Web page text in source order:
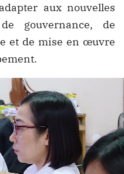
aux nouvelles
gouvernance, de
et de mise en œuvre